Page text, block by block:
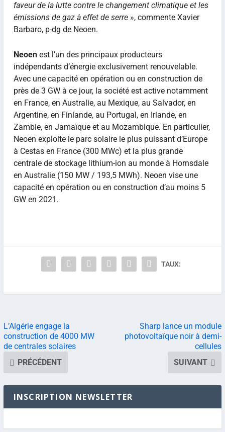
faveur de la lutte contre le changement climatique et les
émissions de gaz à effet de serre », commente Xavier
Barbaro, p-dg de Neoen.
Neoenest l’un des principaux producteurs
indépendants d’énergie exclusivement renouvelable.
Avec une capacité en opération ou en construction de
près de 3 GW à ce jour, la société est active notamment
en France, en Australie, au Mexique, au Salvador, en
Argentine, en Finlande, au Portugal, en Irlande, en
Zambie, en Jamaïque et au Mozambique. En particulier,
Neoen exploite le parc solaire le plus puissant d’Europe
à Cestas en France (300 MWc) et la plus grande
centrale de stockage lithium-ion au monde à Hornsdale
en Australie (150 MW / 193,5 MWh). Neoen vise une
capacité en opération ou en construction d’au moins 5
GW en 2021.
TAUX:
L’Algérie engage la
construction de 4000 MW
de centrales solaires
PRÉCÉDENT
Sharp lance un module
photovoltaïque noir à demi-
cellules
SUIVANT
INSCRIPTION NEWSLETTER